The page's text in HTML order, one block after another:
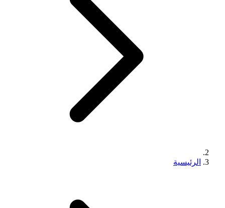
الرئيسية